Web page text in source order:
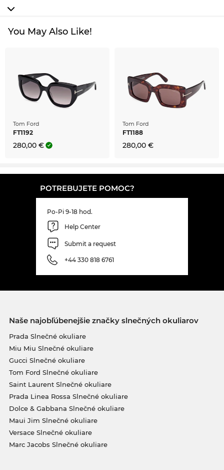
You May Also Like!
Tom Ford
FT1192
280,00 €
Tom Ford
FT1188
280,00 €
POTREBUJETE POMOC?
Po-Pi 9-18 hod.
Help Center
Submit a request
+44 330 818 6761
Naše najobľúbenejšie značky slnečných okuliarov
Prada Slnečné okuliare
Miu Miu Slnečné okuliare
Gucci Slnečné okuliare
Tom Ford Slnečné okuliare
Saint Laurent Slnečné okuliare
Prada Linea Rossa Slnečné okuliare
Dolce & Gabbana Slnečné okuliare
Maui Jim Slnečné okuliare
Versace Slnečné okuliare
Marc Jacobs Slnečné okuliare